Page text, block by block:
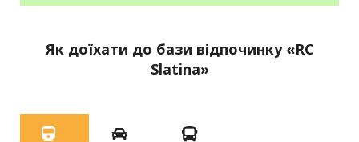
Як доїхати до бази відпочинку «RC
Slatina»